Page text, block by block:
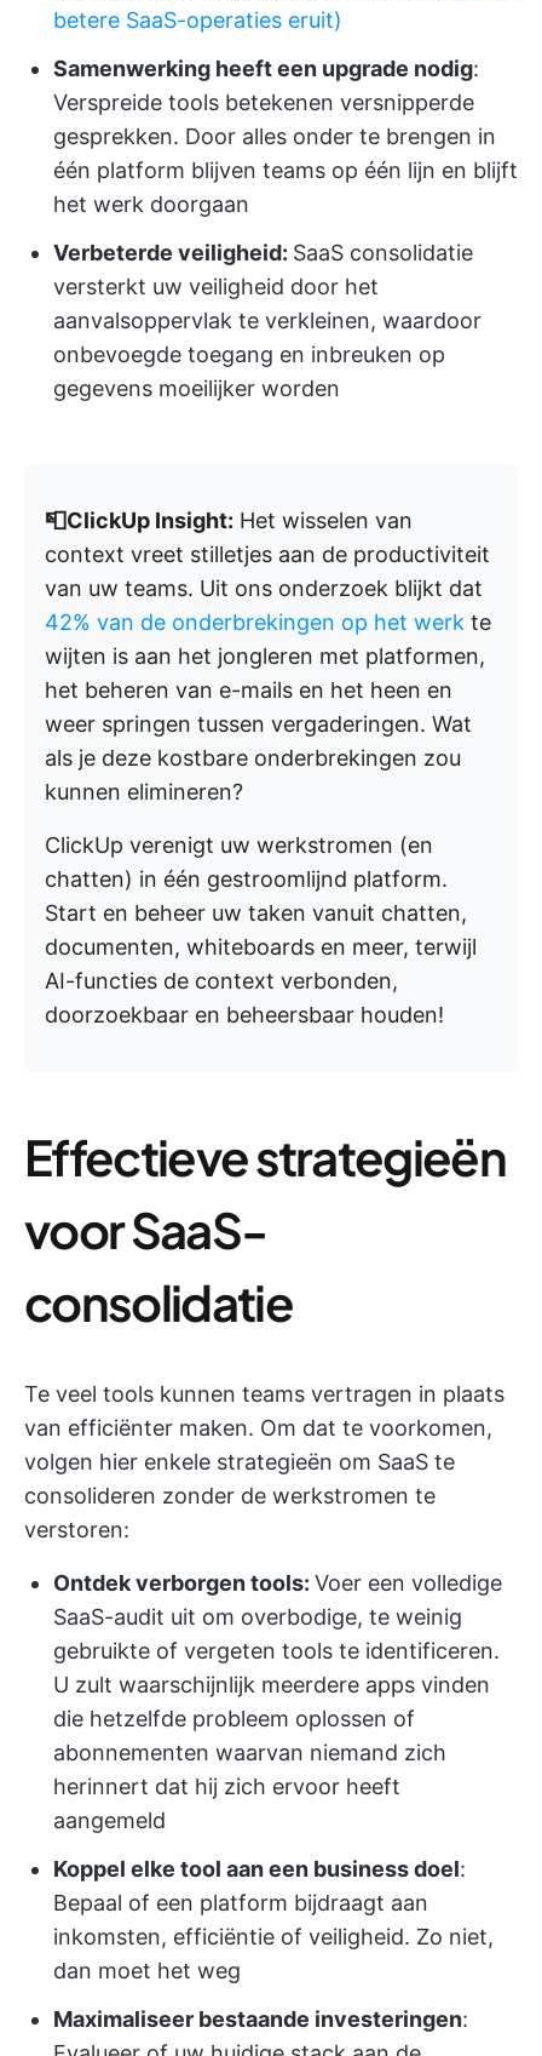
betere SaaS-operaties eruit)
Samenwerking heeft een upgrade nodig:
Verspreide tools betekenen versnipperde
gesprekken. Door alles onder te brengen in
één platform blijven teams op één lijn en blijft
het werk doorgaan
Verbeterde veiligheid: SaaS consolidatie
versterkt uw veiligheid door het
aanvalsoppervlak te verkleinen, waardoor
onbevoegde toegang en inbreuken op
gegevens moeilijker worden
📮ClickUp Insight: Het wisselen van
context vreet stilletjes aan de productiviteit
van uw teams. Uit ons onderzoek blijkt dat
42% van de onderbrekingen op het werk te
wijten is aan het jongleren met platformen,
het beheren van e-mails en het heen en
weer springen tussen vergaderingen. Wat
als je deze kostbare onderbrekingen zou
kunnen elimineren?
ClickUp verenigt uw werkstromen (en
chatten) in één gestroomlijnd platform.
Start en beheer uw taken vanuit chatten,
documenten, whiteboards en meer, terwijl
AI-functies de context verbonden,
doorzoekbaar en beheersbaar houden!
Effectieve strategieën
voor SaaS-
consolidatie
Te veel tools kunnen teams vertragen in plaats
van efficiënter maken. Om dat te voorkomen,
volgen hier enkele strategieën om SaaS te
consolideren zonder de werkstromen te
verstoren:
Ontdek verborgen tools: Voer een volledige
SaaS-audit uit om overbodige, te weinig
gebruikte of vergeten tools te identificeren.
U zult waarschijnlijk meerdere apps vinden
die hetzelfde probleem oplossen of
abonnementen waarvan niemand zich
herinnert dat hij zich ervoor heeft
aangemeld
Koppel elke tool aan een business doel:
Bepaal of een platform bijdraagt aan
inkomsten, efficiëntie of veiligheid. Zo niet,
dan moet het weg
Maximaliseer bestaande investeringen: